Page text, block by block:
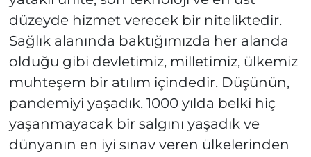
düzeyde hizmet verecek bir niteliktedir.
Sağlık alanında baktığımızda her alanda
olduğu gibi devletimiz, milletimiz, ülkemiz
muhteşem bir atılım içindedir. Düşünün,
pandemiyi yaşadık. 1000 yılda belki hiç
yaşanmayacak bir salgını yaşadık ve
dünyanın en iyi sınav veren ülkelerinden